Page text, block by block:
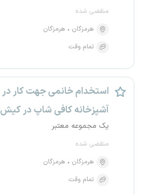
منقضی شده
هرمزگان
هرمزگان
تمام وقت
استخدام خانمی جهت کار در
آشپزخانه کافی شاپ در کیش
یک مجموعه معتبر
منقضی شده
هرمزگان
هرمزگان
تمام وقت